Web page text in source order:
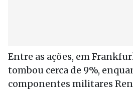
Entre as ações, em
tombou cerca de 9%,
componentes militares